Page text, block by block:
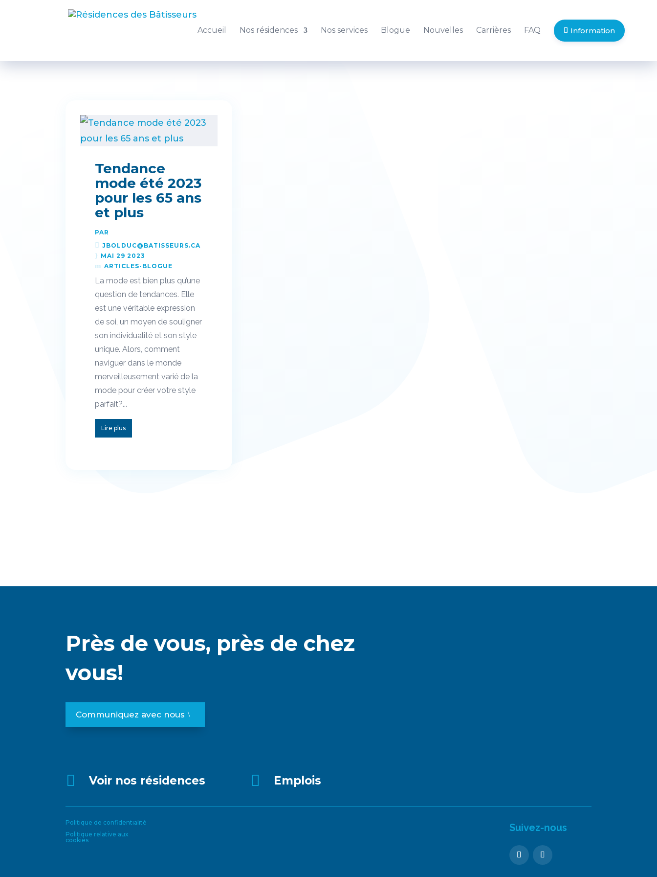
Accueil Nos résidences Nos services Blogue Nouvelles Carrières FAQ Information
Tendance
mode été 2023
pour les 65 ans
et plus
PAR
JBOLDUC@BATISSEURS.CA
MAI 29 2023
ARTICLES-BLOGUE
La mode est bien plus qu’une
question de tendances. Elle
est une véritable expression
de soi, un moyen de souligner
son individualité et son style
unique. Alors, comment
naviguer dans le monde
merveilleusement varié de la
mode pour créer votre style
parfait?...
Lire plus
Près de vous, près de chez
vous!
Communiquez avec nous
 Voir nos résidences  Emplois
Politique de confidentialité
Politique relative aux
cookies
Suivez-nous